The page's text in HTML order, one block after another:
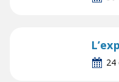
24